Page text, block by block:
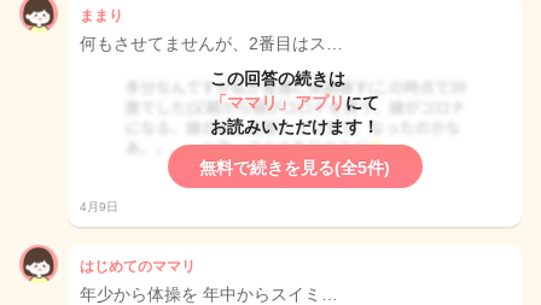
ままり
何もさせてませんが、2番目はス…
この回答の続きは
「ママリ」アプリ にて
お読みいただけます！
無料で続きを見る(全5件)
4月9日
はじめてのママリ
年少から体操を 年中からスイミ…